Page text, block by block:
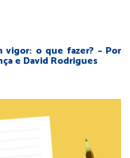
vigor: o que fazer? – Por
e David Rodrigues